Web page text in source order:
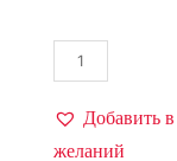
Добавить
желаний